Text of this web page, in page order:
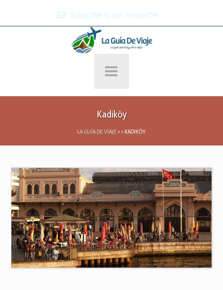
Subscribe to our newsletter
Kadiköy
LA GUÍA DE VIAJE > > KADIKÖY